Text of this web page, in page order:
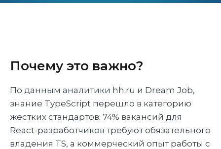
Почему это важно?
По данным аналитики hh.ru и Dream Job,
знание TypeScript перешло в категорию
жестких стандартов: 74% вакансий для
React-разработчиков требуют обязательного
владения TS, а коммерческий опыт работы с